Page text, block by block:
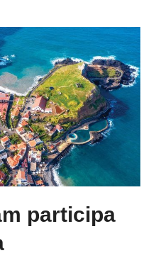
participa